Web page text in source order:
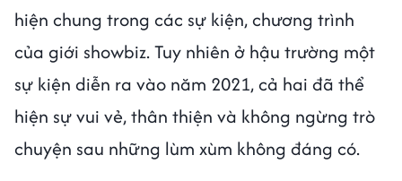
hiện chung trong các sự kiện, chương trình
của giới showbiz. Tuy nhiên ở hậu trường một
sự kiện diễn ra vào năm 2021, cả hai đã thể
hiện sự vui vẻ, thân thiện và không ngừng trò
chuyện sau những lùm xùm không đáng có.